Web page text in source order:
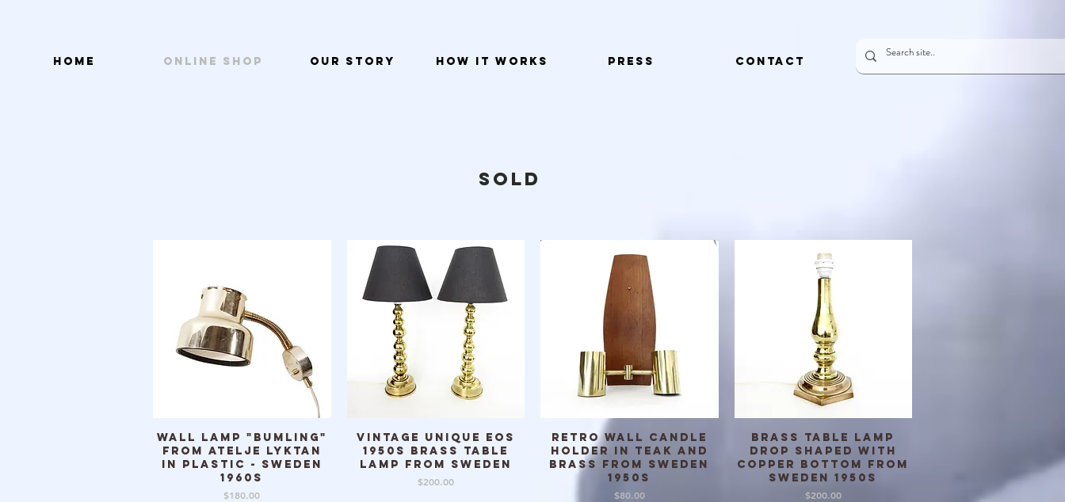
HOME ONLINE SHOP OUR STORY HOW IT WORKS PRESS CONTACT
SOLD
クイックビュー
Wall lamp "Bumling"
from Atelje Lyktan
in plastic - Sweden
1960s
価格
$180.00
クイックビュー
Vintage unique EOS
1950s Brass Table
Lamp from Sweden
価格
$200.00
クイックビュー
Retro wall candle
holder in teak and
brass from Sweden
1950s
価格
$80.00
クイックビュー
Brass table lamp
drop shaped with
copper bottom from
Sweden 1950s
価格
$200.00